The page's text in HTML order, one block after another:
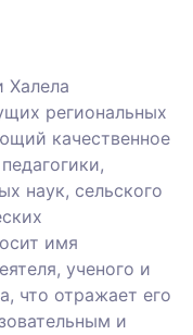
Халела
региональных
качественное
наук, сельского
имя
ученого и
что отражает его
и